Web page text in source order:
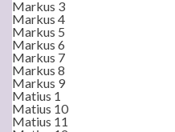
Markus 3
Markus 4
Markus 5
Markus 6
Markus 7
Markus 8
Markus 9
Matius 1
Matius 10
Matius 11